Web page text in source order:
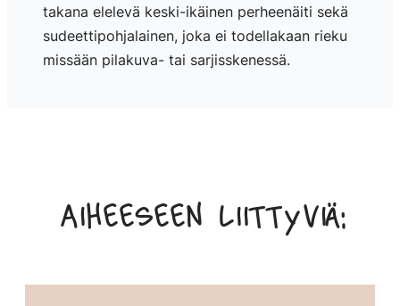
takana elelevä keski-ikäinen perheenäiti sekä
sudeettipohjalainen, joka ei todellakaan rieku
missään pilakuva- tai sarjisskenessä.
Aiheeseen liittyviä: